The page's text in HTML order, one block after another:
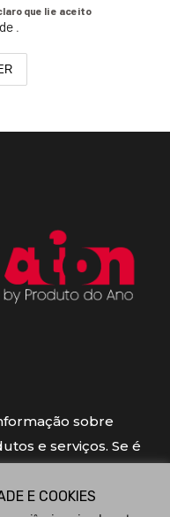
que li e aceito
sobre
e serviços. Se é
E COOKIES